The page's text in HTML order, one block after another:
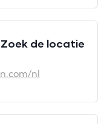
de locatie
nl